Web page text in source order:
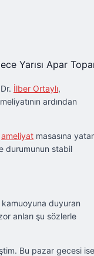
İlber Ortaylı,
ardından
ameliyat masasına
durumunun stabil
kamuoyuna duyuran
anları şu sözlerle
Bu pazar gecesi ise